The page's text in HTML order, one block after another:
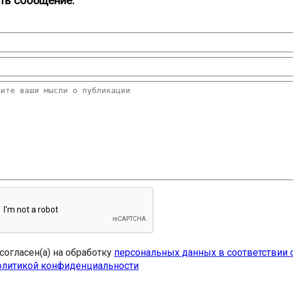
на обработку персональных данных в соответствии
конфиденциальности